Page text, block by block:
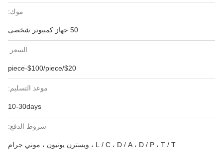
موك:
50 جهاز كمبيوتر شخصى
السعر:
$20/piece-$100/piece
موعد التسليم:
10-30days
شروط الدفع:
L / C ، D / A ، D / P ، T / T ، ويسترن يونيون ، موني جرام